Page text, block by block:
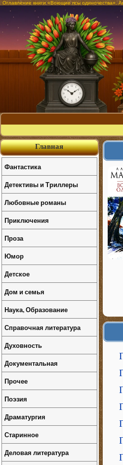
Оглавление книги «Воющие псы одиночества».
Главная
Фантастика
Детективы и Триллеры
Любовные романы
Приключения
Проза
Юмор
Детское
Дом и семья
Наука, Образование
Справочная литература
Духовность
Документальная
Прочее
Поэзия
Драматургия
Старинное
Деловая литература